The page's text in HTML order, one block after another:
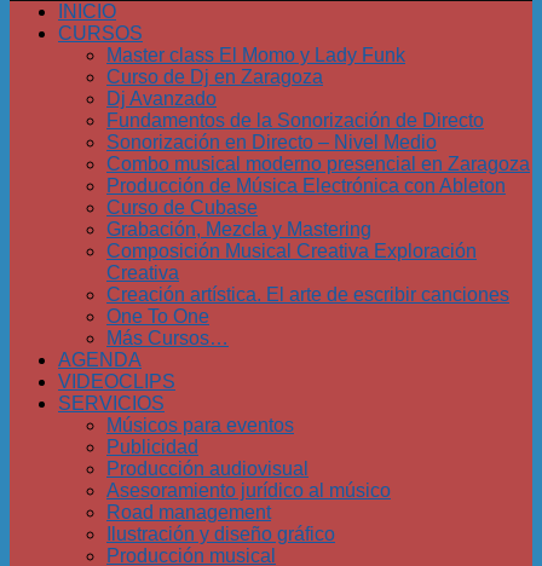
INICIO
CURSOS
Master class El Momo y Lady Funk
Curso de Dj en Zaragoza
Dj Avanzado
Fundamentos de la Sonorización de Directo
Sonorización en Directo – Nivel Medio
Combo musical moderno presencial en Zaragoza
Producción de Música Electrónica con Ableton
Curso de Cubase
Grabación, Mezcla y Mastering
Composición Musical Creativa Exploración
Creativa
Creación artística. El arte de escribir canciones
One To One
Más Cursos…
AGENDA
VIDEOCLIPS
SERVICIOS
Músicos para eventos
Publicidad
Producción audiovisual
Asesoramiento jurídico al músico
Road management
Ilustración y diseño gráfico
Producción musical